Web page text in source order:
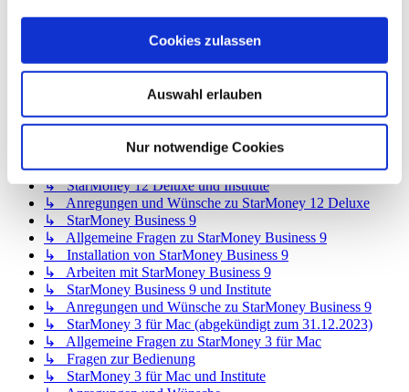
Cookies zulassen
Auswahl erlauben
Nur notwendige Cookies
↳ Installation von StarMoney 12 Basic
↳ Bedienung von StarMoney 12 Basic
↳ Anregungen und Wünsche zu StarMoney 12 Basic
↳ StarMoney 12 Deluxe
↳ Installation von StarMoney 12 Deluxe
↳ Bedienung von StarMoney 12 Deluxe
↳ StarMoney 12 Deluxe und Institute
↳ Anregungen und Wünsche zu StarMoney 12 Deluxe
↳ StarMoney Business 9
↳ Allgemeine Fragen zu StarMoney Business 9
↳ Installation von StarMoney Business 9
↳ Arbeiten mit StarMoney Business 9
↳ StarMoney Business 9 und Institute
↳ Anregungen und Wünsche zu StarMoney Business 9
↳ StarMoney 3 für Mac (abgekündigt zum 31.12.2023)
↳ Allgemeine Fragen zu StarMoney 3 für Mac
↳ Fragen zur Bedienung
↳ StarMoney 3 für Mac und Institute